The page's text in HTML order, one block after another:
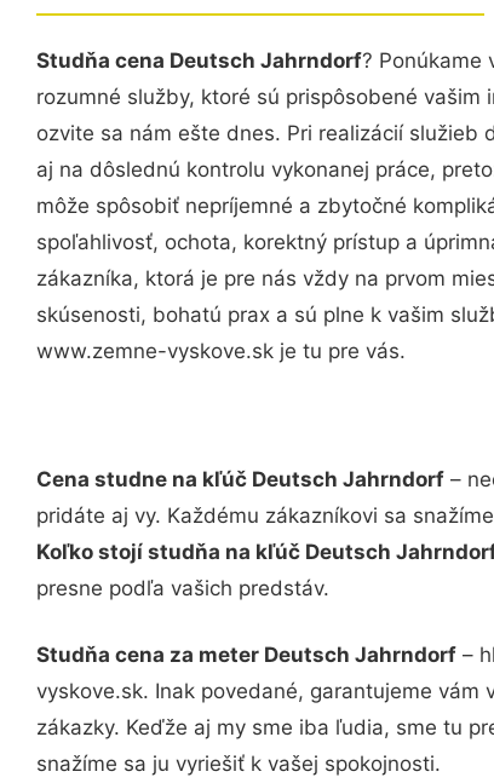
Studňa cena Deutsch Jahrndorf? Ponúkame
rozumné služby, ktoré sú prispôsobené
ozvite sa nám ešte dnes. Pri realizácií
aj na dôslednú kontrolu vykonanej práce,
môže spôsobiť nepríjemné a zbytočné
spoľahlivosť, ochota, korektný prístup a
zákazníka, ktorá je pre nás vždy na prvom
skúsenosti, bohatú prax a sú plne k vašim
www.zemne-vyskove.sk je tu pre vás.
Cena studne na kľúč Deutsch Jahrndorf –
pridáte aj vy. Každému zákazníkovi sa
Koľko stojí studňa na kľúč Deutsch
presne podľa vašich predstáv.
Studňa cena za meter Deutsch Jahrndorf –
vyskove.sk. Inak povedané, garantujeme
zákazky. Keďže aj my sme iba ľudia, sme tu
snažíme sa ju vyriešiť k vašej spokojnosti.